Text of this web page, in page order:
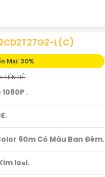
L(C)
Mại: 30%
LIÊN HỆ
1080P .
60m Có Màu Ban Ðêm.
loại.